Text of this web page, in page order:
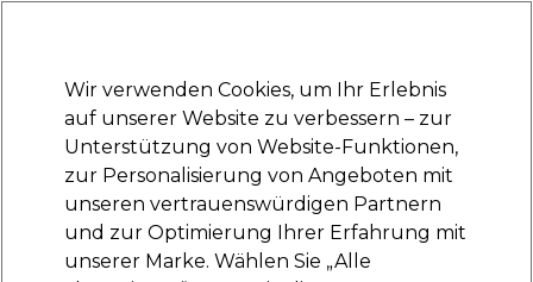
Anmelden
Marken Deals Haare Elektrogeräte Saloneinrichtung
Lieferung und Lieferzeiten
– mehr erfahren
Wir verwenden Cookies, um Ihr Erlebnis
auf unserer Website zu verbessern – zur
Unterstützung von Website-Funktionen,
zur Personalisierung von Angeboten mit
unseren vertrauenswürdigen Partnern
und zur Optimierung Ihrer Erfahrung mit
unserer Marke. Wählen Sie „Alle